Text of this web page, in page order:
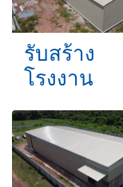
รับสร้าง
โรงงาน